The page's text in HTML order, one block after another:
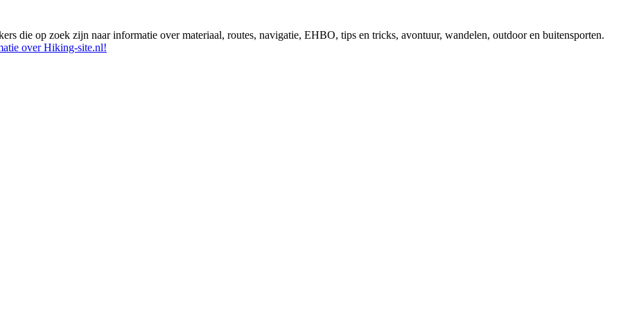
die op zoek zijn naar informatie over materiaal, routes, navigatie, EHBO, tips en tricks, avontuur, wandelen, outdoor en buitensporten.
over Hiking-site.nl!